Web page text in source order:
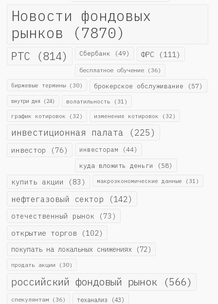
Новости фондовых
рынков (7870)
РТС (814) Сбербанк (49) ФРС (111)
бесплатное обучение (36)
биржевые термины (30) брокерское обслуживание (57)
внутри дня (24) волатильность (31)
график котировок (32) изменение котировок (32)
инвестиционная палата (225)
инвестор (76) инвесторам (44)
куда вложить деньги (58)
купить акции (83) макроэкономические данные (31)
нефтегазовый сектор (142)
отечественный рынок (73)
открытие торгов (102)
покупать на локальных снижениях (72)
продать акции (30)
российский фондовый рынок (566)
спекулянтам (36) теханализ (43)